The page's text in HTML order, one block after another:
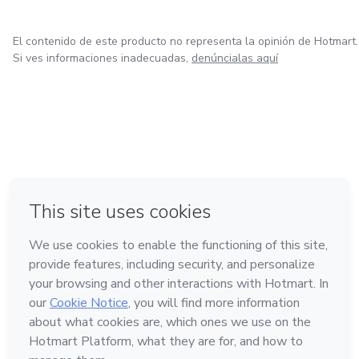
El contenido de este producto no representa la opinión de Hotmart.
Si ves informaciones inadecuadas, denúncialas aquí
Hecho con❤ en Ciudad de México
Conoce Hotmart
Idioma